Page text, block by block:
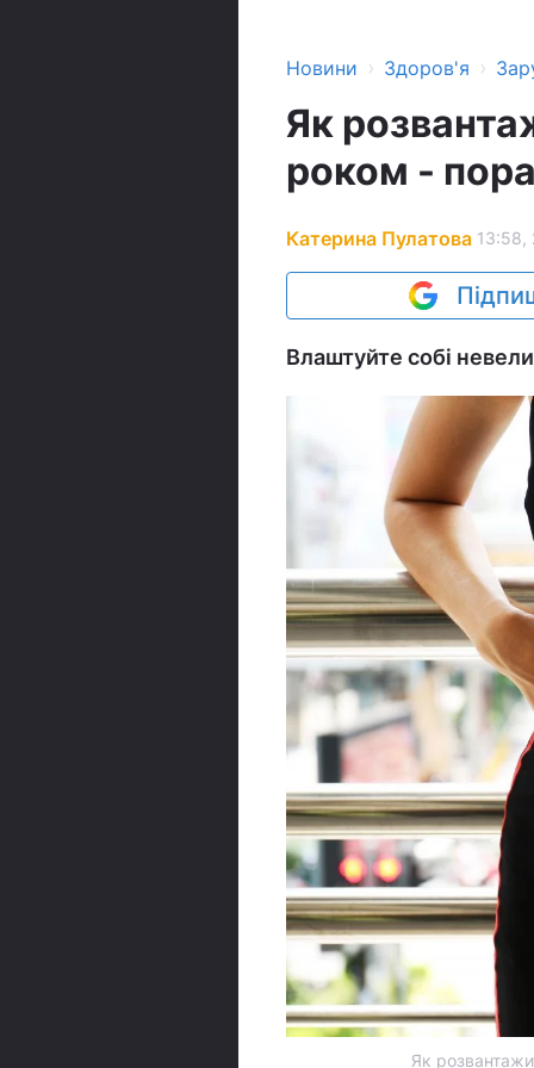
Новини › Здоров'я ›
Як
роком -
Катерина Пулатова 13:58,
Влаштуйте собі
Як